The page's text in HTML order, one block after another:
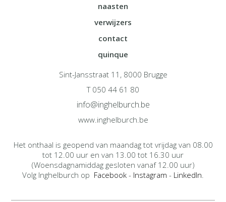
naasten
verwijzers
contact
quinque
Sint-Jansstraat 11, 8000 Brugge
T 050 44 61 80
info@inghelburch.be
www.inghelburch.be
Het onthaal is geopend van maandag tot vrijdag van 08.00
tot 12.00 uur en van 13.00 tot 16.30 uur
(Woensdagnamiddag gesloten vanaf 12.00 uur)
Volg Inghelburch op Facebook - Instagram - LinkedIn